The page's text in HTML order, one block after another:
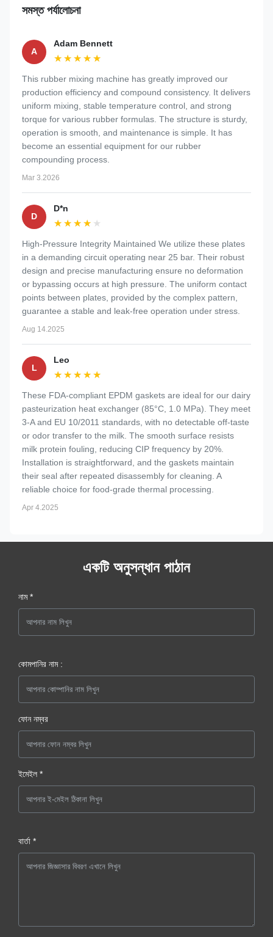
সমস্ত পর্যালোচনা
A
Adam Bennett
★★★★★
★★★★★
This rubber mixing machine has greatly improved our
production efficiency and compound consistency. It delivers
uniform mixing, stable temperature control, and strong
torque for various rubber formulas. The structure is sturdy,
operation is smooth, and maintenance is simple. It has
become an essential equipment for our rubber
compounding process.
Mar 3.2026
D
D*n
★★★★★
★★★★★
High-Pressure Integrity Maintained We utilize these plates
in a demanding circuit operating near 25 bar. Their robust
design and precise manufacturing ensure no deformation
or bypassing occurs at high pressure. The uniform contact
points between plates, provided by the complex pattern,
guarantee a stable and leak-free operation under stress.
Aug 14.2025
L
Leo
★★★★★
★★★★★
These FDA-compliant EPDM gaskets are ideal for our dairy
pasteurization heat exchanger (85°C, 1.0 MPa). They meet
3-A and EU 10/2011 standards, with no detectable off-taste
or odor transfer to the milk. The smooth surface resists
milk protein fouling, reducing CIP frequency by 20%.
Installation is straightforward, and the gaskets maintain
their seal after repeated disassembly for cleaning. A
reliable choice for food-grade thermal processing.
Apr 4.2025
একটি অনুসন্ধান পাঠান
নাম *
কোমপানির নাম :
ফোন নম্বর
ইমেইল *
বার্তা *